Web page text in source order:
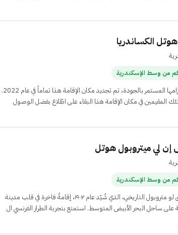
الكساندريا
نتيجةً لالتزامها المستمر بالجودة، تم تجديد مكان الإقامة هذا تماماً في عام 2022.
المقيمين في مكان الإقامة هذا البقاء على اطّلاع بفضل الوصول
إن لي ميتروبول هوتل
يقدم فندق لو متروبول التاريخي، الذي شُيّد عام ١٩٠٢، إقامةً فاخرة في قلب مدينة
على ساحل البحر الأبيض المتوسط. استمتع بتجربة الطراز الفرنسي ال